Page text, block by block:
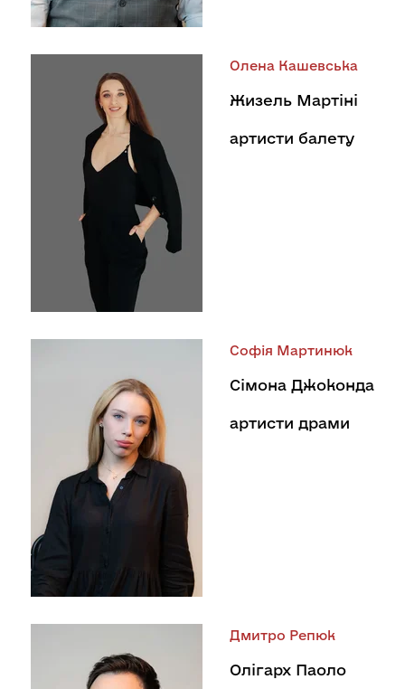
Олена Кашевська
Жизель Мартіні
артисти балету
Софія Мартинюк
Сімона Джоконда
артисти драми
Дмитро Репюк
Олігарх Паоло